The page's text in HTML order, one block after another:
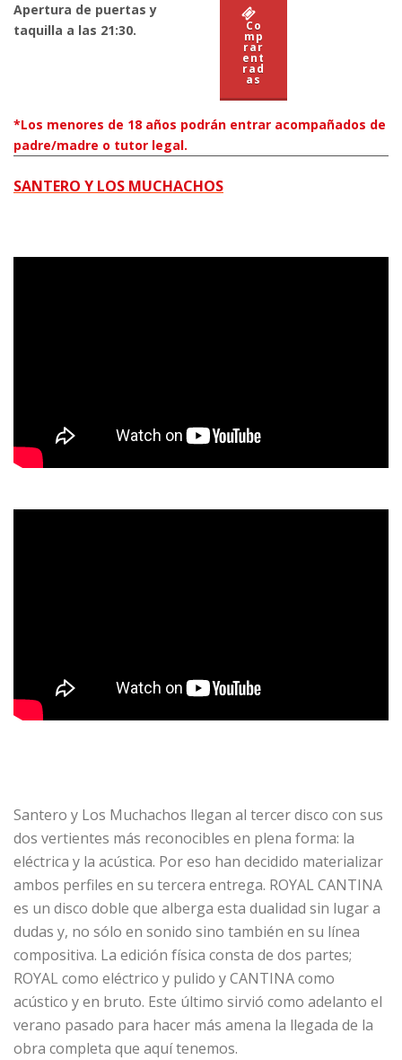
Apertura de puertas y
taquilla a las 21:30.
Co
mp
rar
ent
rad
as
*Los menores de 18 años podrán entrar acompañados de
padre/madre o tutor legal.
SANTERO Y LOS MUCHACHOS
Santero y Los Muchachos llegan al tercer disco con sus
dos vertientes más reconocibles en plena forma: la
eléctrica y la acústica. Por eso han decidido materializar
ambos perfiles en su tercera entrega. ROYAL CANTINA
es un disco doble que alberga esta dualidad sin lugar a
dudas y, no sólo en sonido sino también en su línea
compositiva. La edición física consta de dos partes;
ROYAL como eléctrico y pulido y CANTINA como
acústico y en bruto. Este último sirvió como adelanto el
verano pasado para hacer más amena la llegada de la
obra completa que aquí tenemos.